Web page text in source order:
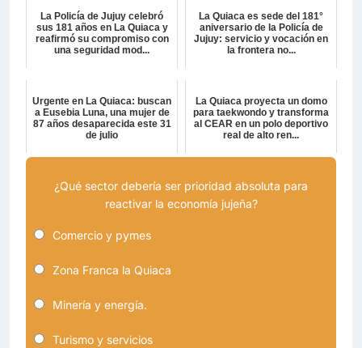
La Policía de Jujuy celebró
sus 181 años en La Quiaca y
reafirmó su compromiso con
una seguridad mod...
La Quiaca es sede del 181°
aniversario de la Policía de
Jujuy: servicio y vocación en
la frontera no...
Urgente en La Quiaca: buscan
a Eusebia Luna, una mujer de
87 años desaparecida este 31
de julio
La Quiaca proyecta un domo
para taekwondo y transforma
al CEAR en un polo deportivo
real de alto ren...
¿Qué sector debería ser prioridad absoluta para
reactivar la economía jujeña?
Comercio y pymes
Zona Franca la Quiaca
Minería y energía.
Turismo y servicios